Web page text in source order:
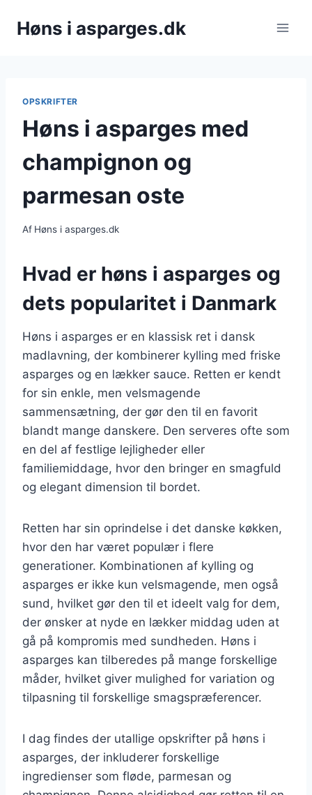
Høns i asparges.dk
OPSKRIFTER
Høns i asparges med
champignon og
parmesan oste
Af Høns i asparges.dk
Hvad er høns i asparges og
dets popularitet i Danmark
Høns i asparges er en klassisk ret i dansk
madlavning, der kombinerer kylling med friske
asparges og en lækker sauce. Retten er kendt
for sin enkle, men velsmagende
sammensætning, der gør den til en favorit
blandt mange danskere. Den serveres ofte som
en del af festlige lejligheder eller
familiemiddage, hvor den bringer en smagfuld
og elegant dimension til bordet.
Retten har sin oprindelse i det danske køkken,
hvor den har været populær i flere
generationer. Kombinationen af kylling og
asparges er ikke kun velsmagende, men også
sund, hvilket gør den til et ideelt valg for dem,
der ønsker at nyde en lækker middag uden at
gå på kompromis med sundheden. Høns i
asparges kan tilberedes på mange forskellige
måder, hvilket giver mulighed for variation og
tilpasning til forskellige smagspræferencer.
I dag findes der utallige opskrifter på høns i
asparges, der inkluderer forskellige
ingredienser som fløde, parmesan og